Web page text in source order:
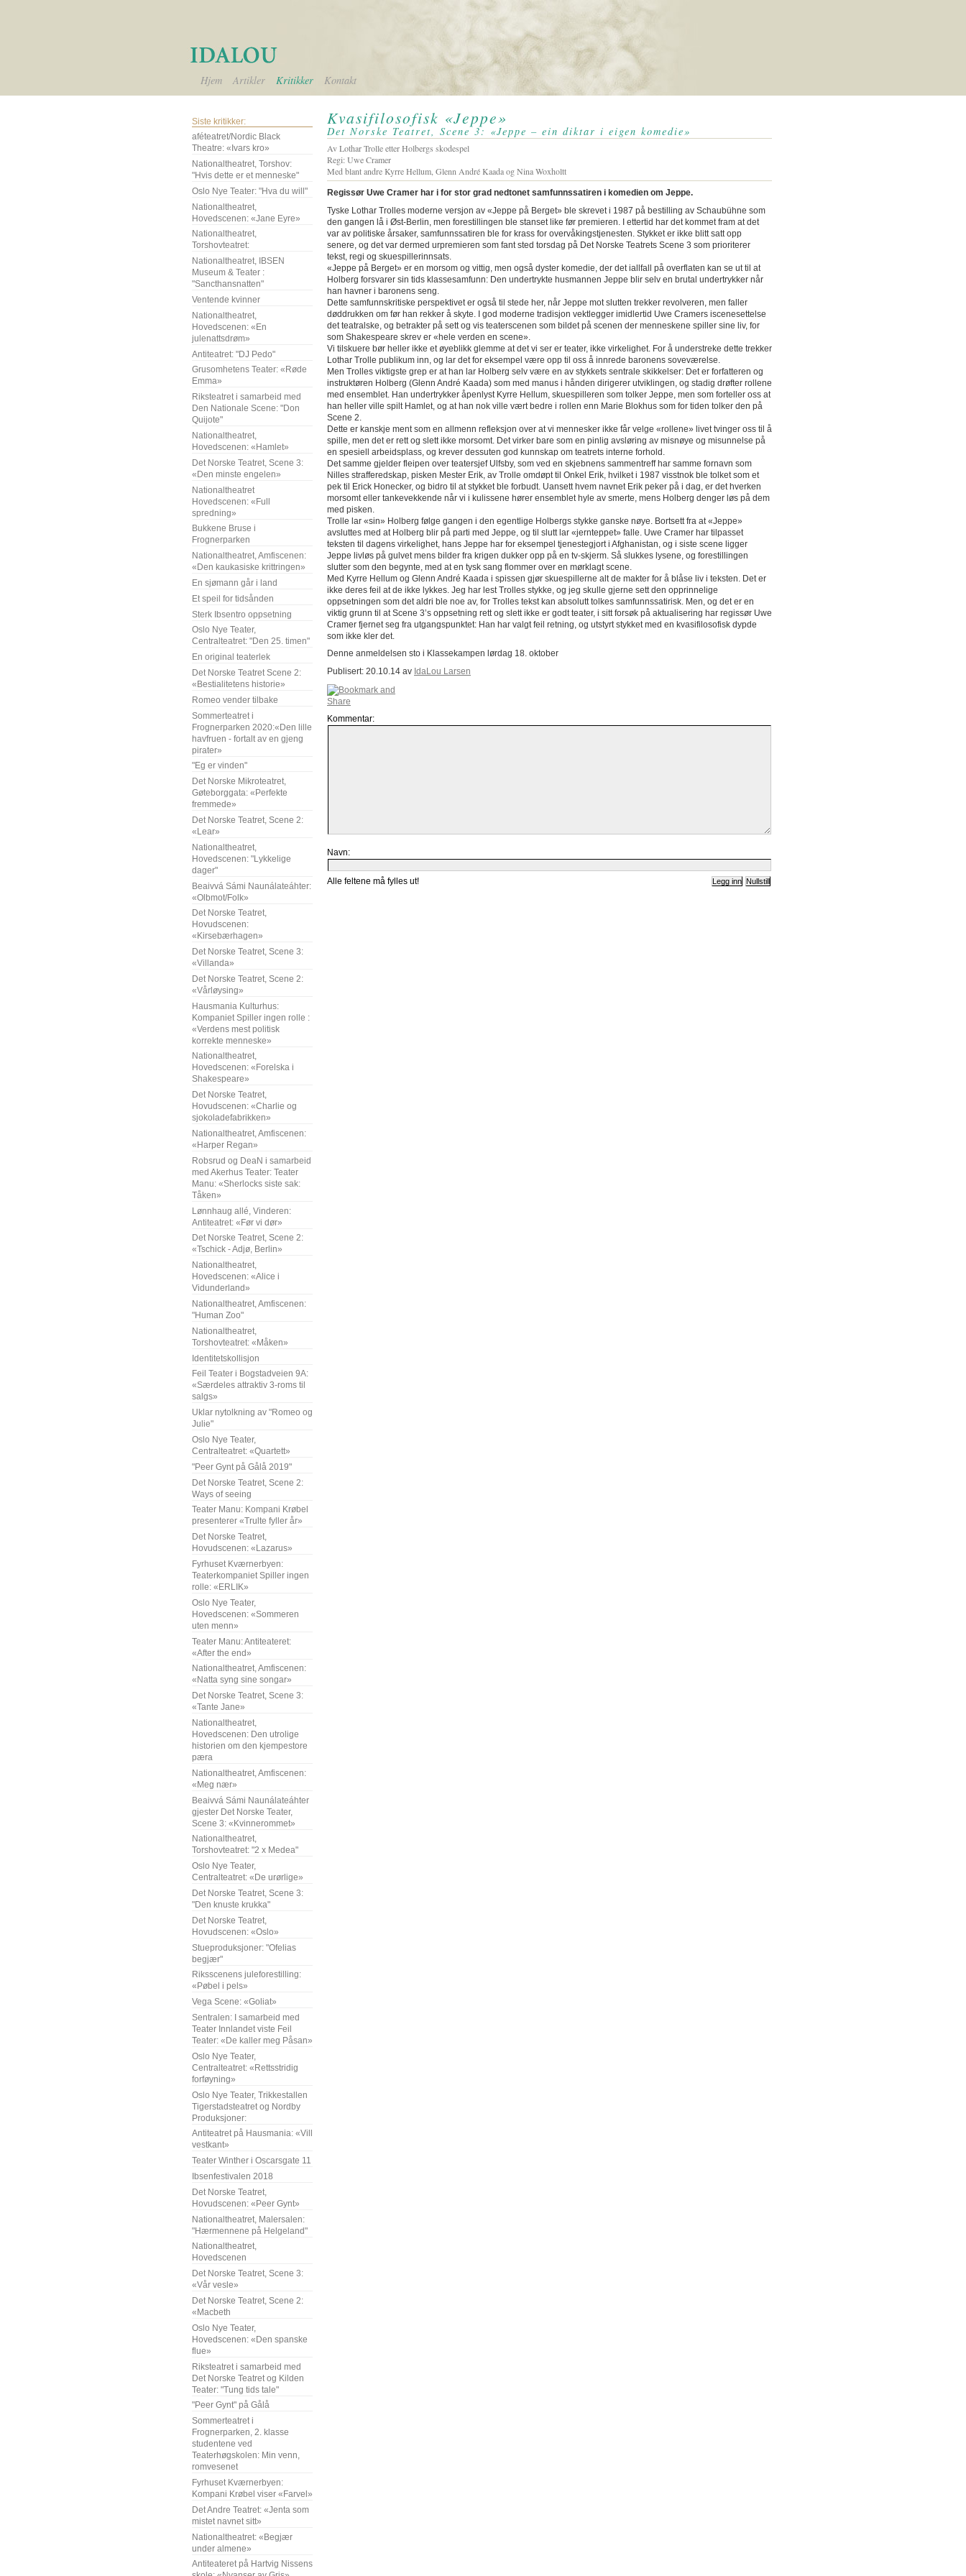
Hjem Artikler Kritikker Kontakt
Siste kritikker:
aféteatret/Nordic Black
Theatre: «Ivars kro»
Nationaltheatret, Torshov:
"Hvis dette er et menneske"
Oslo Nye Teater: "Hva du will"
Nationaltheatret,
Hovedscenen: «Jane Eyre»
Nationaltheatret,
Torshovteatret:
Nationaltheatret, IBSEN
Museum & Teater :
"Sancthansnatten"
Ventende kvinner
Nationaltheatret,
Hovedscenen: «En
julenattsdrøm»
Antiteatret: "DJ Pedo"
Grusomhetens Teater: «Røde
Emma»
Riksteatret i samarbeid med
Den Nationale Scene: "Don
Quijote"
Nationaltheatret,
Hovedscenen: «Hamlet»
Det Norske Teatret, Scene 3:
«Den minste engelen»
Nationaltheatret
Hovedscenen: «Full
spredning»
Bukkene Bruse i
Frognerparken
Nationaltheatret, Amfiscenen:
«Den kaukasiske krittringen»
En sjømann går i land
Et speil for tidsånden
Sterk Ibsentro oppsetning
Oslo Nye Teater,
Centralteatret: "Den 25. timen"
En original teaterlek
Det Norske Teatret Scene 2:
«Bestialitetens historie»
Romeo vender tilbake
Sommerteatret i
Frognerparken 2020:«Den lille
havfruen - fortalt av en gjeng
pirater»
"Eg er vinden"
Det Norske Mikroteatret,
Gøteborggata: «Perfekte
fremmede»
Det Norske Teatret, Scene 2:
«Lear»
Nationaltheatret,
Hovedscenen: "Lykkelige
dager"
Beaivvá Sámi Naunálateáhter:
«Olbmot/Folk»
Det Norske Teatret,
Hovudscenen:
«Kirsebærhagen»
Det Norske Teatret, Scene 3:
«Villanda»
Det Norske Teatret, Scene 2:
«Vårløysing»
Hausmania Kulturhus:
Kompaniet Spiller ingen rolle :
«Verdens mest politisk
korrekte menneske»
Nationaltheatret,
Hovedscenen: «Forelska i
Shakespeare»
Det Norske Teatret,
Hovudscenen: «Charlie og
sjokoladefabrikken»
Nationaltheatret, Amfiscenen:
«Harper Regan»
Robsrud og DeaN i samarbeid
med Akerhus Teater: Teater
Manu: «Sherlocks siste sak:
Tåken»
Lønnhaug allé, Vinderen:
Antiteatret: «Før vi dør»
Det Norske Teatret, Scene 2:
«Tschick - Adjø, Berlin»
Nationaltheatret,
Hovedscenen: «Alice i
Vidunderland»
Nationaltheatret, Amfiscenen:
"Human Zoo"
Nationaltheatret,
Torshovteatret: «Måken»
Identitetskollisjon
Feil Teater i Bogstadveien 9A:
«Særdeles attraktiv 3-roms til
salgs»
Uklar nytolkning av "Romeo og
Julie"
Oslo Nye Teater,
Centralteatret: «Quartett»
"Peer Gynt på Gålå 2019"
Det Norske Teatret, Scene 2:
Ways of seeing
Teater Manu: Kompani Krøbel
presenterer «Trulte fyller år»
Det Norske Teatret,
Hovudscenen: «Lazarus»
Fyrhuset Kværnerbyen:
Teaterkompaniet Spiller ingen
rolle: «ERLIK»
Oslo Nye Teater,
Hovedscenen: «Sommeren
uten menn»
Teater Manu: Antiteateret:
«After the end»
Nationaltheatret, Amfiscenen:
«Natta syng sine songar»
Det Norske Teatret, Scene 3:
«Tante Jane»
Nationaltheatret,
Hovedscenen: Den utrolige
historien om den kjempestore
pæra
Nationaltheatret, Amfiscenen:
«Meg nær»
Beaivvá Sámi Naunálateáhter
gjester Det Norske Teater,
Scene 3: «Kvinnerommet»
Nationaltheatret,
Torshovteatret: "2 x Medea"
Oslo Nye Teater,
Centralteatret: «De urørlige»
Det Norske Teatret, Scene 3:
"Den knuste krukka"
Det Norske Teatret,
Hovudscenen: «Oslo»
Stueproduksjoner: "Ofelias
begjær"
Riksscenens juleforestilling:
«Pøbel i pels»
Vega Scene: «Goliat»
Sentralen: I samarbeid med
Teater Innlandet viste Feil
Teater: «De kaller meg Påsan»
Oslo Nye Teater,
Centralteatret: «Rettsstridig
forføyning»
Oslo Nye Teater, Trikkestallen
Tigerstadsteatret og Nordby
Produksjoner:
Antiteatret på Hausmania: «Vill
vestkant»
Teater Winther i Oscarsgate 11
Ibsenfestivalen 2018
Det Norske Teatret,
Hovudscenen: «Peer Gynt»
Nationaltheatret, Malersalen:
"Hærmennene på Helgeland"
Nationaltheatret,
Hovedscenen
Det Norske Teatret, Scene 3:
«Vår vesle»
Det Norske Teatret, Scene 2:
«Macbeth
Oslo Nye Teater,
Hovedscenen: «Den spanske
flue»
Riksteatret i samarbeid med
Det Norske Teatret og Kilden
Teater: "Tung tids tale"
"Peer Gynt" på Gålå
Sommerteatret i
Frognerparken, 2. klasse
studentene ved
Teaterhøgskolen: Min venn,
romvesenet
Fyrhuset Kværnerbyen:
Kompani Krøbel viser «Farvel»
Det Andre Teatret: «Jenta som
mistet navnet sitt»
Nationaltheatret: «Begjær
under almene»
Antiteateret på Hartvig Nissens
Kvasifilosofisk «Jeppe»
Det Norske Teatret, Scene 3: «Jeppe – ein diktar i eigen komedie»
Av Lothar Trolle etter Holbergs skodespel
Regi: Uwe Cramer
Med blant andre Kyrre Hellum, Glenn André Kaada og Nina Woxholtt
Regissør Uwe Cramer har i for stor grad nedtonet samfunnssatiren i komedien om Jeppe.
Tyske Lothar Trolles moderne versjon av «Jeppe på Berget» ble skrevet i 1987 på bestilling av Schaubühne som
den gangen lå i Øst-Berlin, men forestillingen ble stanset like før premieren. I ettertid har det kommet fram at det
var av politiske årsaker, samfunnssatiren ble for krass for overvåkingstjenesten. Stykket er ikke blitt satt opp
senere, og det var dermed urpremieren som fant sted torsdag på Det Norske Teatrets Scene 3 som prioriterer
tekst, regi og skuespillerinnsats.
«Jeppe på Berget» er en morsom og vittig, men også dyster komedie, der det iallfall på overflaten kan se ut til at
Holberg forsvarer sin tids klassesamfunn: Den undertrykte husmannen Jeppe blir selv en brutal undertrykker når
han havner i baronens seng.
Dette samfunnskritiske perspektivet er også til stede her, når Jeppe mot slutten trekker revolveren, men faller
døddrukken om før han rekker å skyte. I god moderne tradisjon vektlegger imidlertid Uwe Cramers iscenesettelse
det teatralske, og betrakter på sett og vis teaterscenen som bildet på scenen der menneskene spiller sine liv, for
som Shakespeare skrev er «hele verden en scene».
Vi tilskuere bør heller ikke et øyeblikk glemme at det vi ser er teater, ikke virkelighet. For å understreke dette trekker
Lothar Trolle publikum inn, og lar det for eksempel være opp til oss å innrede baronens soveværelse.
Men Trolles viktigste grep er at han lar Holberg selv være en av stykkets sentrale skikkelser: Det er forfatteren og
instruktøren Holberg (Glenn André Kaada) som med manus i hånden dirigerer utviklingen, og stadig drøfter rollene
med ensemblet. Han undertrykker åpenlyst Kyrre Hellum, skuespilleren som tolker Jeppe, men som forteller oss at
han heller ville spilt Hamlet, og at han nok ville vært bedre i rollen enn Marie Blokhus som for tiden tolker den på
Scene 2.
Dette er kanskje ment som en allmenn refleksjon over at vi mennesker ikke får velge «rollene» livet tvinger oss til å
spille, men det er rett og slett ikke morsomt. Det virker bare som en pinlig avsløring av misnøye og misunnelse på
en spesiell arbeidsplass, og krever dessuten god kunnskap om teatrets interne forhold.
Det samme gjelder fleipen over teatersjef Ulfsby, som ved en skjebnens sammentreff har samme fornavn som
Nilles strafferedskap, pisken Mester Erik, av Trolle omdøpt til Onkel Erik, hvilket i 1987 visstnok ble tolket som et
pek til Erick Honecker, og bidro til at stykket ble forbudt. Uansett hvem navnet Erik peker på i dag, er det hverken
morsomt eller tankevekkende når vi i kulissene hører ensemblet hyle av smerte, mens Holberg denger løs på dem
med pisken.
Trolle lar «sin» Holberg følge gangen i den egentlige Holbergs stykke ganske nøye. Bortsett fra at «Jeppe»
avsluttes med at Holberg blir på parti med Jeppe, og til slutt lar «jernteppet» falle. Uwe Cramer har tilpasset
teksten til dagens virkelighet, hans Jeppe har for eksempel tjenestegjort i Afghanistan, og i siste scene ligger
Jeppe livløs på gulvet mens bilder fra krigen dukker opp på en tv-skjerm. Så slukkes lysene, og forestillingen
slutter som den begynte, med at en tysk sang flommer over en mørklagt scene.
Med Kyrre Hellum og Glenn André Kaada i spissen gjør skuespillerne alt de makter for å blåse liv i teksten. Det er
ikke deres feil at de ikke lykkes. Jeg har lest Trolles stykke, og jeg skulle gjerne sett den opprinnelige
oppsetningen som det aldri ble noe av, for Trolles tekst kan absolutt tolkes samfunnssatirisk. Men, og det er en
viktig grunn til at Scene 3’s oppsetning rett og slett ikke er godt teater, i sitt forsøk på aktualisering har regissør Uwe
Cramer fjernet seg fra utgangspunktet: Han har valgt feil retning, og utstyrt stykket med en kvasifilosofisk dypde
som ikke kler det.
Denne anmeldelsen sto i Klassekampen lørdag 18. oktober
Publisert: 20.10.14 av IdaLou Larsen
Kommentar:
Navn:
Alle feltene må fylles ut!